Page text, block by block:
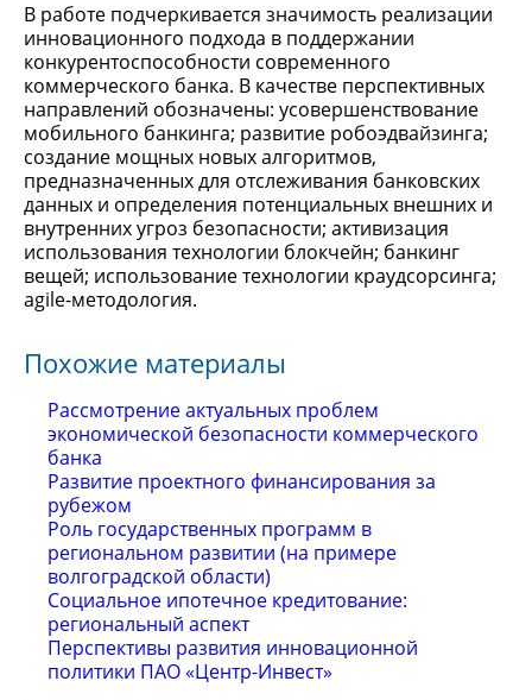
В работе подчеркивается значимость реализации
инновационного подхода в поддержании
конкурентоспособности современного
коммерческого банка. В качестве перспективных
направлений обозначены: усовершенствование
мобильного банкинга; развитие робоэдвайзинга;
создание мощных новых алгоритмов,
предназначенных для отслеживания банковских
данных и определения потенциальных внешних и
внутренних угроз безопасности; активизация
использования технологии блокчейн; банкинг
вещей; использование технологии краудсорсинга;
agile-методология.
Похожие материалы
Рассмотрение актуальных проблем
экономической безопасности коммерческого
банка
Развитие проектного финансирования за
рубежом
Роль государственных программ в
региональном развитии (на примере
волгоградской области)
Социальное ипотечное кредитование:
региональный аспект
Перспективы развития инновационной
политики ПАО «Центр-Инвест»